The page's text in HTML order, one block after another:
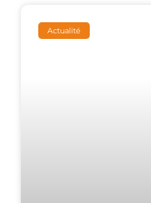
Actualité